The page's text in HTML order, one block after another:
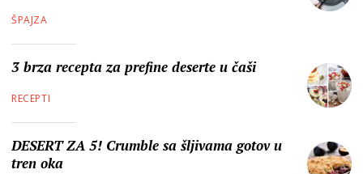
ŠPAJZA
3 brza recepta za prefine deserte u čaši
RECEPTI
DESERT ZA 5! Crumble sa šljivama gotov u
tren oka